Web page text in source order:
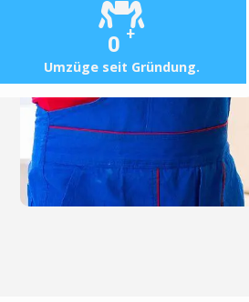
0 +
Umzüge seit Gründung.